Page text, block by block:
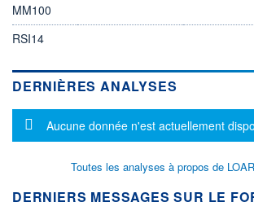
MM100
RSI14
DERNIÈRES ANALYSES
Message d'information
Aucune donnée n'est actuellement
Toutes les analyses à propos de
DERNIERS MESSAGES SUR LE